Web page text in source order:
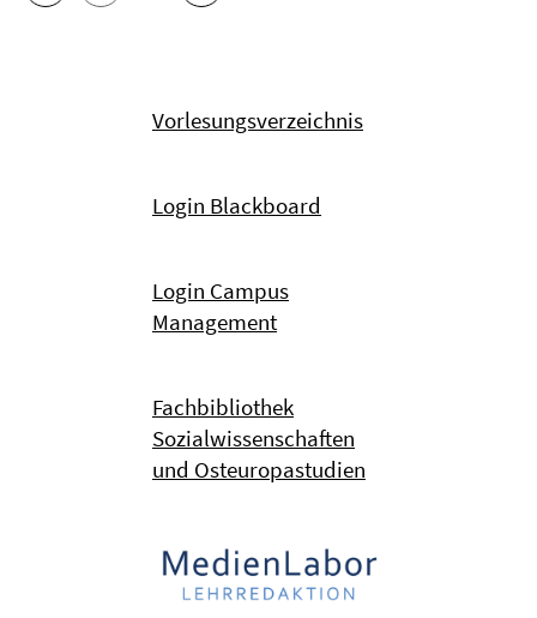
Vorlesungsverzeichnis
Login Blackboard
Login Campus
Management
Fachbibliothek
Sozialwissenschaften
und Osteuropastudien